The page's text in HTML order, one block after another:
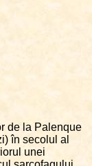
de la Palenque
în secolul al
unei